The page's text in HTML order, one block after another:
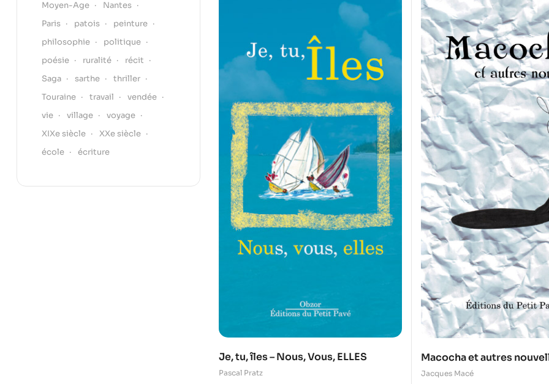
Je, tu, îles – Nous, Vous, ELLES
Pascal Pratz
Macocha et autres
Jacques Macé
Moyen-Age
Nantes
Paris
patois
peinture
philosophie
politique
poésie
ruralité
récit
Saga
sarthe
thriller
Touraine
travail
vendée
vie
village
voyage
XIXe siècle
XXe siècle
école
écriture